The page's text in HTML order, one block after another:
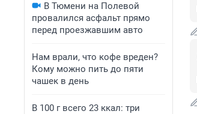
В Тюмени на Полевой
провалился асфальт прямо
перед проезжавшим авто
Нам врали, что кофе вреден?
Кому можно пить до пяти
чашек в день
В 100 г всего 23 ккал: три